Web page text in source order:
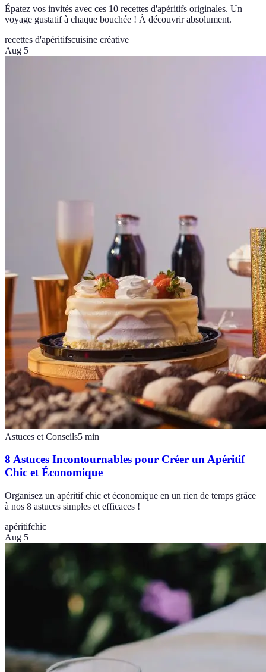
Épatez vos invités avec ces 10 recettes d'apéritifs originales. Un
voyage gustatif à chaque bouchée ! À découvrir absolument.
recettes d'apéritifscuisine créative
Aug 5
Astuces et Conseils5 min
8 Astuces Incontournables pour Créer un Apéritif
Chic et Économique
Organisez un apéritif chic et économique en un rien de temps grâce
à nos 8 astuces simples et efficaces !
apéritifchic
Aug 5